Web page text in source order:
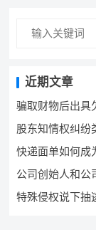
近期文章
骗取财物后出具
股东知情权纠纷
快递面单如何成
公司创始人和公
特殊侵权说下抽